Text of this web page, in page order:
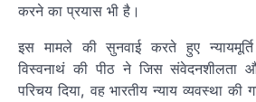
करने का प्रयास भी है।
इस मामले की सुनवाई करते हुए न्यायमूर्ति
विस्वनाथं की पीठ ने जिस संवेदनशीलता
परिचय दिया, वह भारतीय न्याय व्यवस्था की